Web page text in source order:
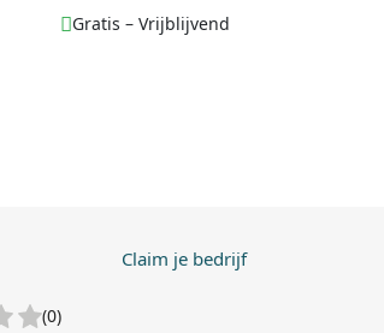
Gratis – Vrijblijvend
Claim je bedrijf
(0)